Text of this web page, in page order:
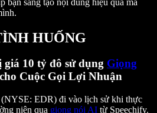
HUỐNG
10 tỷ đô sử dụng Giọng
cho Cuộc Gọi Lợi Nhuận
EDR) đi vào lịch sử khi thực
niên qua giọng nói AI từ Speechify.